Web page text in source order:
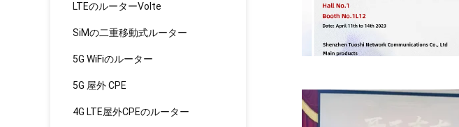
LTEのルーターVolte
SiMの二重移動式ルーター
5G WiFiのルーター
5G 屋外 CPE
4G LTE屋外CPEのルーター